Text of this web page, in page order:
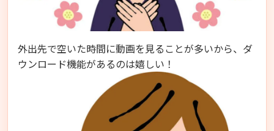
外出先で空いた時間に動画を見ることが多いから、ダ
ウンロード機能があるのは嬉しい！